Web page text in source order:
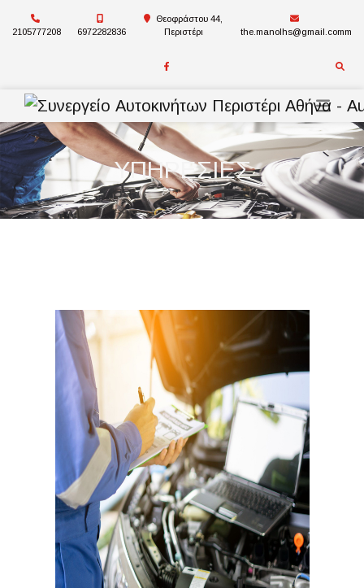
2105777208 6972282836
Θεοφράστου 44,
Περιστέρι
the.manolhs@gmail.comm
ΥΠΗΡΕΣΙΕΣ